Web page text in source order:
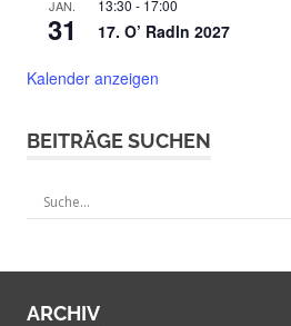
JAN.
31
13:30 - 17:00
17. O’ Radln 2027
Kalender anzeigen
BEITRÄGE SUCHEN
ARCHIV